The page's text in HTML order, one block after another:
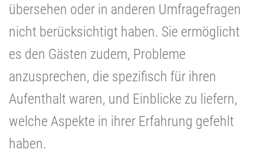
übersehen oder in anderen Umfragefragen
nicht berücksichtigt haben. Sie ermöglicht
es den Gästen zudem, Probleme
anzusprechen, die spezifisch für ihren
Aufenthalt waren, und Einblicke zu liefern,
welche Aspekte in ihrer Erfahrung gefehlt
haben.